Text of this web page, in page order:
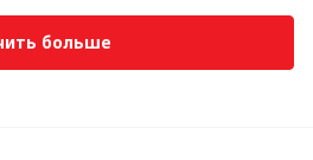
больше